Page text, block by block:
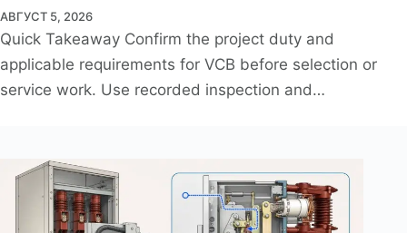
АВГУСТ 5, 2026
Quick Takeaway Confirm the project duty and
applicable requirements for VCB before selection or
service work. Use recorded inspection and…